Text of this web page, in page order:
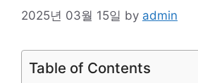
2025년 03월 15일 by admin
Table of Contents